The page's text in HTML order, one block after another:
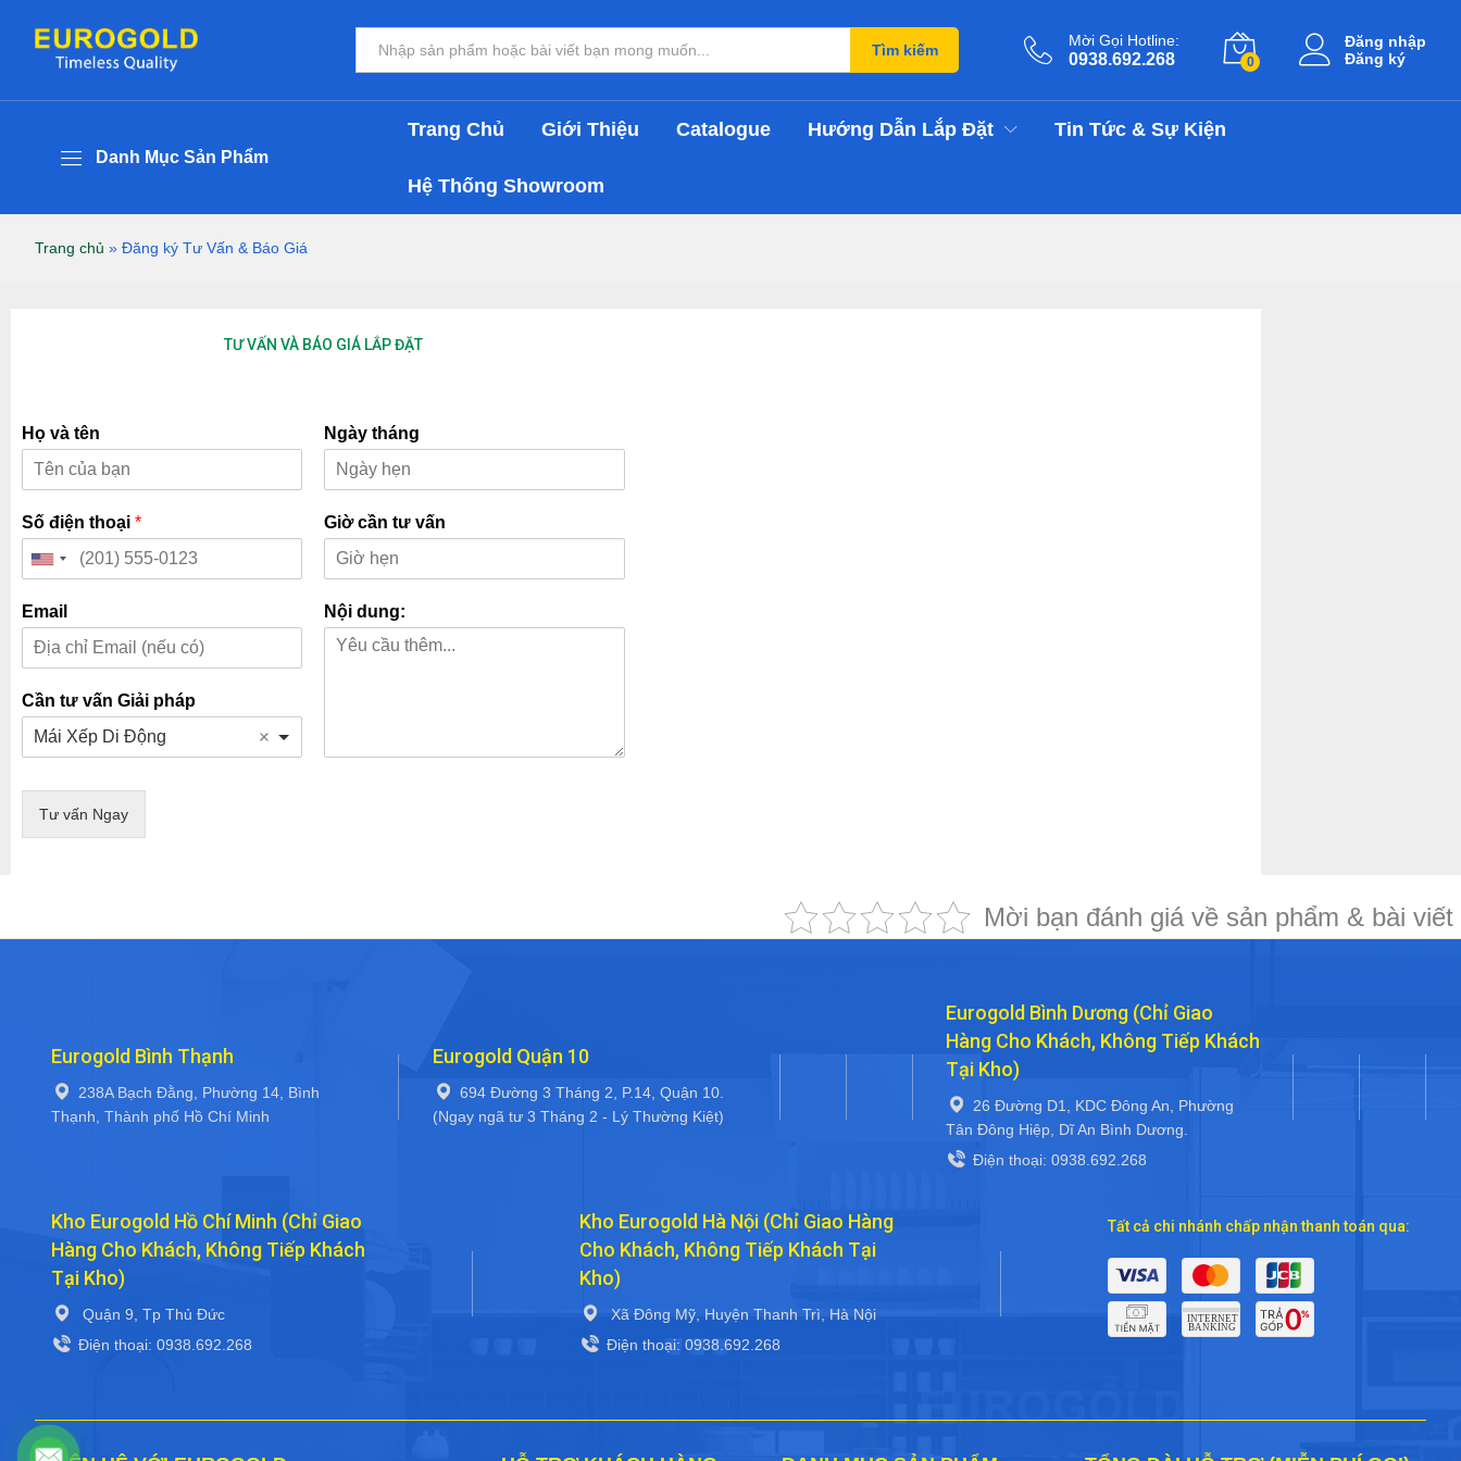
Tất cả Tìm kiếm
Mời Gọi Hotline:
0938.692.268 0
Đăng nhập
Đăng ký
Danh Mục Sản Phẩm
Trang Chủ Giới Thiệu Catalogue Hướng Dẫn Lắp Đặt Tin Tức & Sự Kiện
Hệ Thống Showroom
Trang chủ » Đăng ký Tư Vấn & Báo Giá
TƯ VẤN VÀ BÁO GIÁ LẮP ĐẶT
Họ và tên
Số điện thoại *
Email
Cần tư vấn Giải pháp
Mái Xếp Di Động
Ngày tháng
Giờ cần tư vấn
Nội dung:
Tư vấn Ngay
Mời bạn đánh giá về sản phẩm & bài viết
Eurogold Bình Thạnh
238A Bạch Đằng, Phường 14, Bình
Thạnh, Thành phố Hồ Chí Minh
Eurogold Quận 10
694 Đường 3 Tháng 2, P.14, Quận 10.
(Ngay ngã tư 3 Tháng 2 - Lý Thường Kiệt)
Eurogold Bình Dương (Chỉ Giao
Hàng Cho Khách, Không Tiếp Khách
Tại Kho)
26 Đường D1, KDC Đông An, Phường
Tân Đông Hiệp, Dĩ An Bình Dương.
Điện thoại: 0938.692.268
Kho Eurogold Hồ Chí Minh (Chỉ Giao
Hàng Cho Khách, Không Tiếp Khách
Tại Kho)
Quận 9, Tp Thủ Đức
Điện thoại: 0938.692.268
Kho Eurogold Hà Nội (Chỉ Giao Hàng
Cho Khách, Không Tiếp Khách Tại
Kho)
Xã Đông Mỹ, Huyện Thanh Trì, Hà Nội
Điện thoại: 0938.692.268
Tất cả chi nhánh chấp nhận thanh toán qua: